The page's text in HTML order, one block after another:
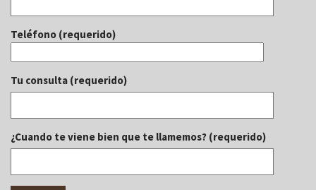
Teléfono (requerido)
Tu consulta (requerido)
¿Cuando te viene bien que te llamemos? (requerido)